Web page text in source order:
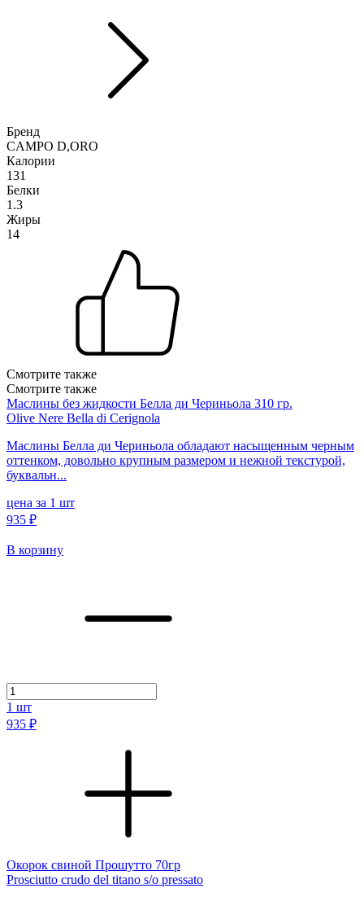
Бренд
CAMPO D,ORO
Калории
131
Белки
1.3
Жиры
14
Смотрите также
Смотрите также
Маслины без жидкости Белла ди Чериньола 310 гр.
Olive Nere Bella di Cerignola
Маслины Белла ди Чериньола обладают насыщенным черным
оттенком, довольно крупным размером и нежной текстурой,
буквальн...
цена за 1 шт
935 ₽
В корзину
1 шт
935 ₽
Окорок свиной Прошутто 70гр
Prosciutto crudo del titano s/o pressato